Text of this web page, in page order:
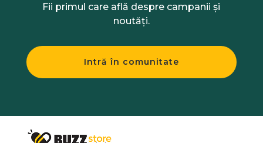
Fii primul care află despre campanii și
noutăți.
Intră în comunitate